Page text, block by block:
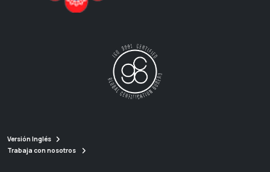
Versión Inglés
Trabaja con nosotros